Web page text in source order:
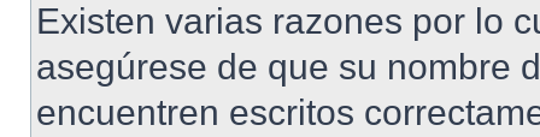
Existen varias razones por lo
asegúrese de que su nombre
encuentren escritos